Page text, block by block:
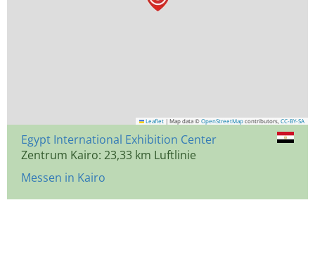
Leaflet | Map data © OpenStreetMap contributors, CC-BY-SA
Egypt International Exhibition Center
Zentrum Kairo: 23,33 km Luftlinie
Messen in Kairo